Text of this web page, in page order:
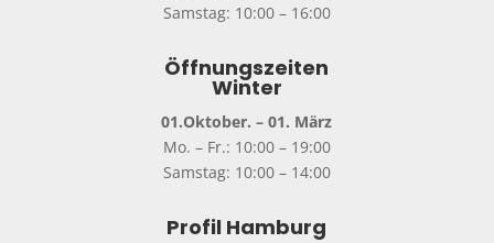
Samstag: 10:00 – 16:00
Öffnungszeiten
Winter
01.Oktober. – 01. März
Mo. – Fr.: 10:00 – 19:00
Samstag: 10:00 – 14:00
Profil Hamburg